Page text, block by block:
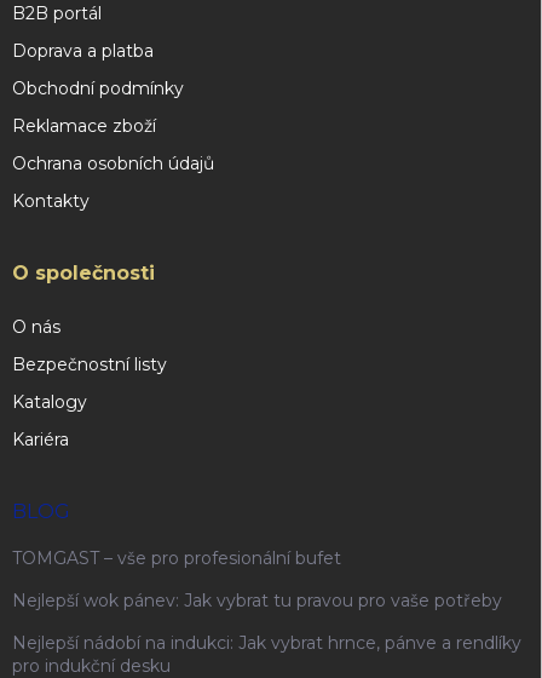
B2B portál
Doprava a platba
Obchodní podmínky
Reklamace zboží
Ochrana osobních údajů
Kontakty
O společnosti
O nás
Bezpečnostní listy
Katalogy
Kariéra
BLOG
TOMGAST – vše pro profesionální bufet
Nejlepší wok pánev: Jak vybrat tu pravou pro vaše potřeby
Nejlepší nádobí na indukci: Jak vybrat hrnce, pánve a rendlíky
pro indukční desku